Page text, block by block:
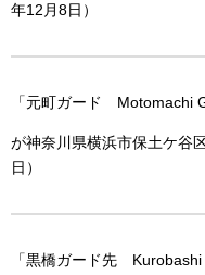
年12月8日）
「元町ガード Motomachi
が神奈川県横浜市保土ケ谷
日）
「黒橋ガード先 Kurobashi